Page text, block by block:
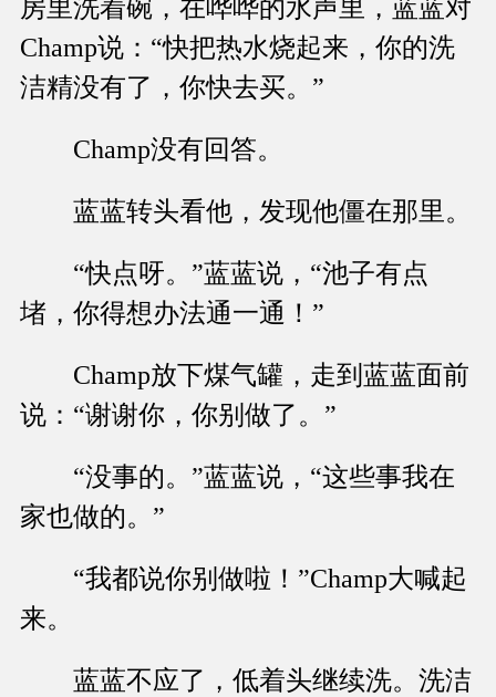
房里洗着碗，在哗哗的水声里，蓝蓝对
Champ说：“快把热水烧起来，你的洗
洁精没有了，你快去买。”
Champ没有回答。
蓝蓝转头看他，发现他僵在那里。
“快点呀。”蓝蓝说，“池子有点
堵，你得想办法通一通！”
Champ放下煤气罐，走到蓝蓝面前
说：“谢谢你，你别做了。”
“没事的。”蓝蓝说，“这些事我在
家也做的。”
“我都说你别做啦！”Champ大喊起
来。
蓝蓝不应了，低着头继续洗。洗洁